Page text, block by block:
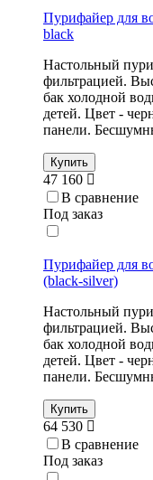
Пурифайер для
black
Настольный
фильтрацией.
бак холодной
детей. Цвет -
панели.
Купить
47 160
В сравнение
Под заказ
Пурифайер для
(black-silver)
Настольный
фильтрацией.
бак холодной
детей. Цвет -
панели.
Купить
64 530
В сравнение
Под заказ